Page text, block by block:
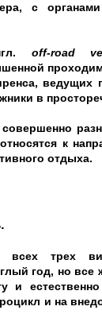
с
off-road
ведущих
в
совершенно
к
отдыха.
всех трех
год, но все
и
и на